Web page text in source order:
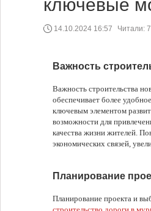
ключевые
14.10.2024 16:57 Читали:
Важность
Важность строительства
обеспечивает более
ключевым элементом
возможности для
качества жизни жителей.
экономических связей,
Планирование
Планирование проекта и